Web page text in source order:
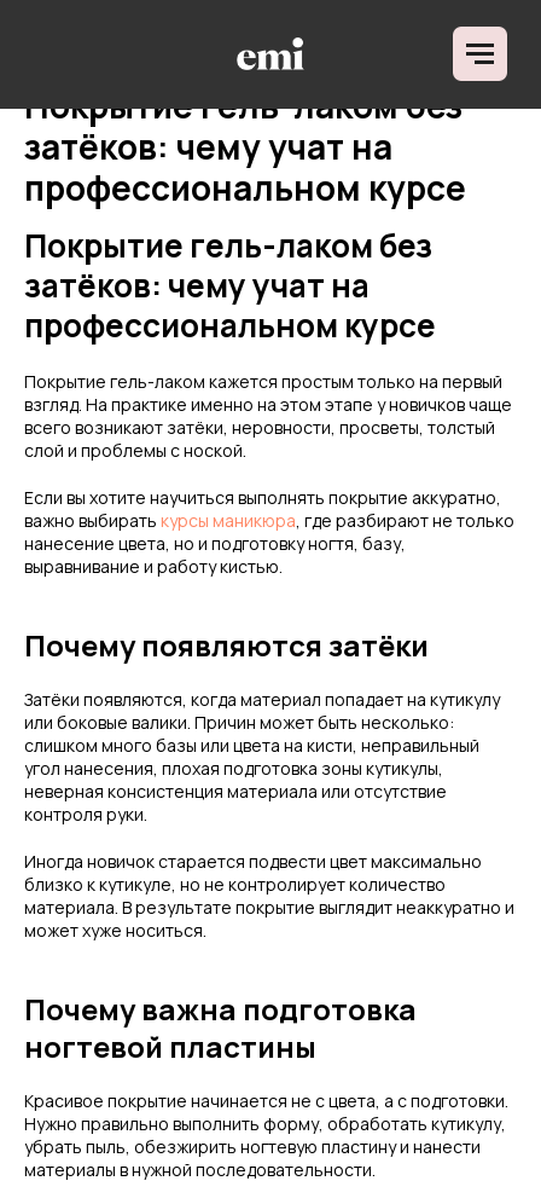
ДЛЯ КОГО
НАПРАВЛЕНИЯ
ОТЗЫВЫ
БЛОГ
Покрытие гель-лаком без
затёков: чему учат на
профессиональном курсе
Покрытие гель-лаком без
затёков: чему учат на
профессиональном курсе
Покрытие гель-лаком кажется простым только на первый
взгляд. На практике именно на этом этапе у новичков чаще
всего возникают затёки, неровности, просветы, толстый
слой и проблемы с ноской.
Если вы хотите научиться выполнять покрытие аккуратно,
важно выбирать курсы маникюра, где разбирают не только
нанесение цвета, но и подготовку ногтя, базу,
выравнивание и работу кистью.
Почему появляются затёки
Затёки появляются, когда материал попадает на кутикулу
или боковые валики. Причин может быть несколько:
слишком много базы или цвета на кисти, неправильный
угол нанесения, плохая подготовка зоны кутикулы,
неверная консистенция материала или отсутствие
контроля руки.
Иногда новичок старается подвести цвет максимально
близко к кутикуле, но не контролирует количество
материала. В результате покрытие выглядит неаккуратно и
может хуже носиться.
Почему важна подготовка
ногтевой пластины
Красивое покрытие начинается не с цвета, а с подготовки.
Нужно правильно выполнить форму, обработать кутикулу,
убрать пыль, обезжирить ногтевую пластину и нанести
материалы в нужной последовательности.